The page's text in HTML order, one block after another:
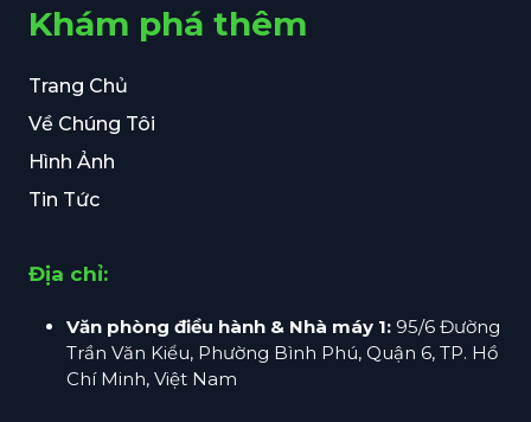
Khám phá thêm
Trang Chủ
Về Chúng Tôi
Hình Ảnh
Tin Tức
Địa chỉ:
Văn phòng điều hành & Nhà máy 1: 95/6 Đường
Trần Văn Kiểu, Phường Bình Phú, Quận 6, TP. Hồ
Chí Minh, Việt Nam